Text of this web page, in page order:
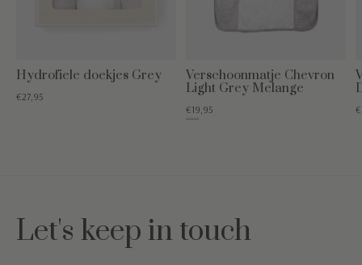
Hydrofiele doekjes Grey
€27,95
Verschoonmatje Chevron
Light Grey Melange
€19,95
€39,95
Let's keep in touch